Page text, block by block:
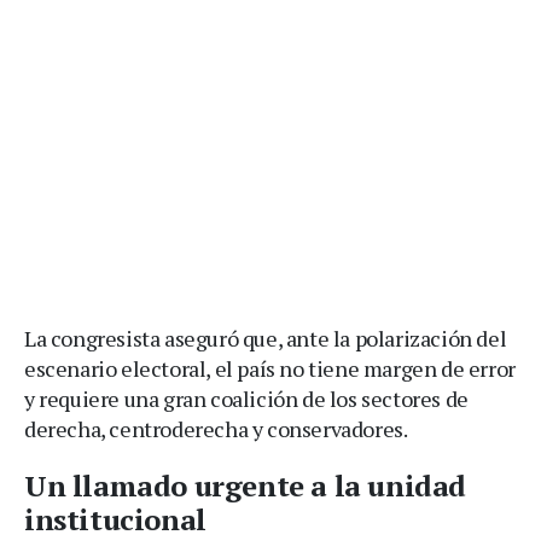
La congresista aseguró que, ante la polarización del
escenario electoral, el país no tiene margen de error
y requiere una gran coalición de los sectores de
derecha, centroderecha y conservadores.
Un llamado urgente a la unidad
institucional